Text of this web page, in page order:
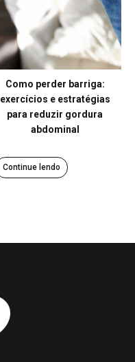
Como perder barriga:
exercícios e estratégias
para reduzir gordura
abdominal
Continue lendo